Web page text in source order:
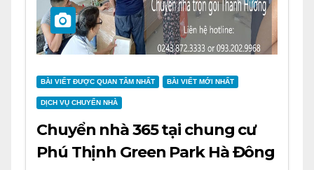
BÀI VIẾT ĐƯỢC QUAN TÂM NHẤT BÀI VIẾT MỚI NHẤT
DỊCH VỤ CHUYỂN NHÀ
Chuyển nhà 365 tại chung cư
Phú Thịnh Green Park Hà Đông